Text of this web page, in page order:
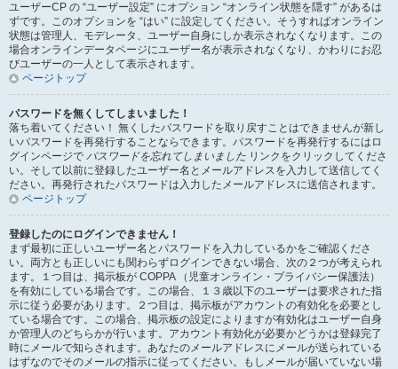
ユーザーCP の “ユーザー設定” にオプション “オンライン状態を隠す” があるは
ずです。このオプションを “はい” に設定してください。そうすればオンライン
状態は管理人、モデレータ、ユーザー自身にしか表示されなくなります。この
場合オンラインデータページにユーザー名が表示されなくなり、かわりにお忍
びユーザーの一人として表示されます。
ページトップ
パスワードを無くしてしまいました！
落ち着いてください！ 無くしたパスワードを取り戻すことはできませんが新し
いパスワードを再発行することならできます。パスワードを再発行するにはロ
グインページで パスワードを忘れてしまいました リンクをクリックしてくださ
い。そして以前に登録したユーザー名とメールアドレスを入力して送信してく
ださい。再発行されたパスワードは入力したメールアドレスに送信されます。
ページトップ
登録したのにログインできません！
まず最初に正しいユーザー名とパスワードを入力しているかをご確認くださ
い。両方とも正しいにも関わらずログインできない場合、次の２つが考えられ
ます。１つ目は、掲示板が COPPA （児童オンライン・プライバシー保護法）
を有効にしている場合です。この場合、１３歳以下のユーザーは要求された指
示に従う必要があります。２つ目は、掲示板がアカウントの有効化を必要とし
ている場合です。この場合、掲示板の設定によりますが有効化はユーザー自身
か管理人のどちらかが行います。アカウント有効化が必要かどうかは登録完了
時にメールで知らされます。あなたのメールアドレスにメールが送られている
はずなのでそのメールの指示に従ってください。もしメールが届いていない場